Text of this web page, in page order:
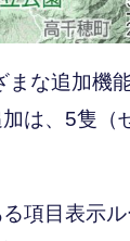
まな追加機
は、5隻（
項目表示ル